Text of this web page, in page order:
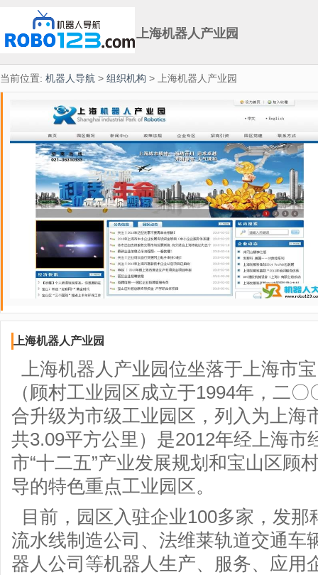
上海机器人产业园
当前位置: 机器人导航 > 组织机构 > 上海机器人产业园
上海机器人产业园
上海机器人产业园位坐落于上海市
（顾村工业园区成立于1994年，二
合升级为市级工业园区，列入为上海
共3.09平方公里）是2012年经上海市
市“十二五”产业发展规划和宝山区顾
导的特色重点工业园区。
目前，园区入驻企业100多家，发
流水线制造公司、法维莱轨道交通车
器人公司等机器人生产、服务、应用